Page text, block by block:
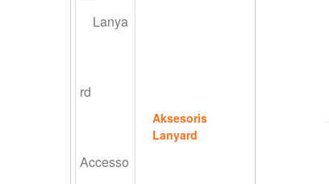
Aksesoris
Lanyard